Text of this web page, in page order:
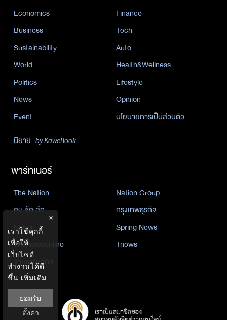
Economics
Finance
Business
Tech
Sustainability
Auto
World
Health&Wellness
Politics
Lifestyle
News
Opinion
Event
นโยบายการเป็นส่วนตัว
นิยาย by KaweBook
พาร์ทเนอร์
The Nation
Nation Group
คม ชัด ลึก
กรุงเทพธุรกิจ
Nation
Spring News
Thainewsonline
Tnews
ฐานเศรษฐกิจ
×
เราใช้คุกกี้
เพื่อให้
เว็บไซต์
ทำงานได้ดี
ขึ้น เพิ่มเติม
ยอมรับ
ตั้งค่า